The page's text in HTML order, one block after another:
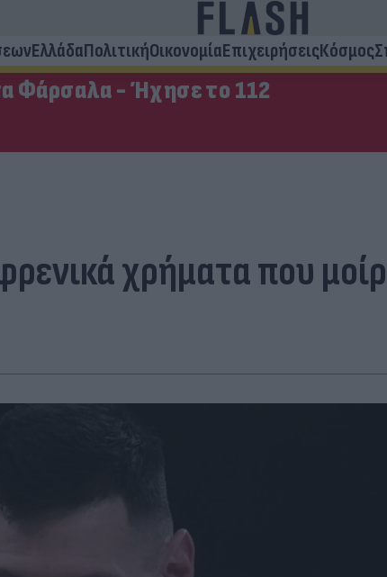
ΕλλάδαΠολιτικήΟικονομίαΕπιχειρήσειςΚόσμος
Φάρσαλα - Ήχησε το 112
χρήματα που